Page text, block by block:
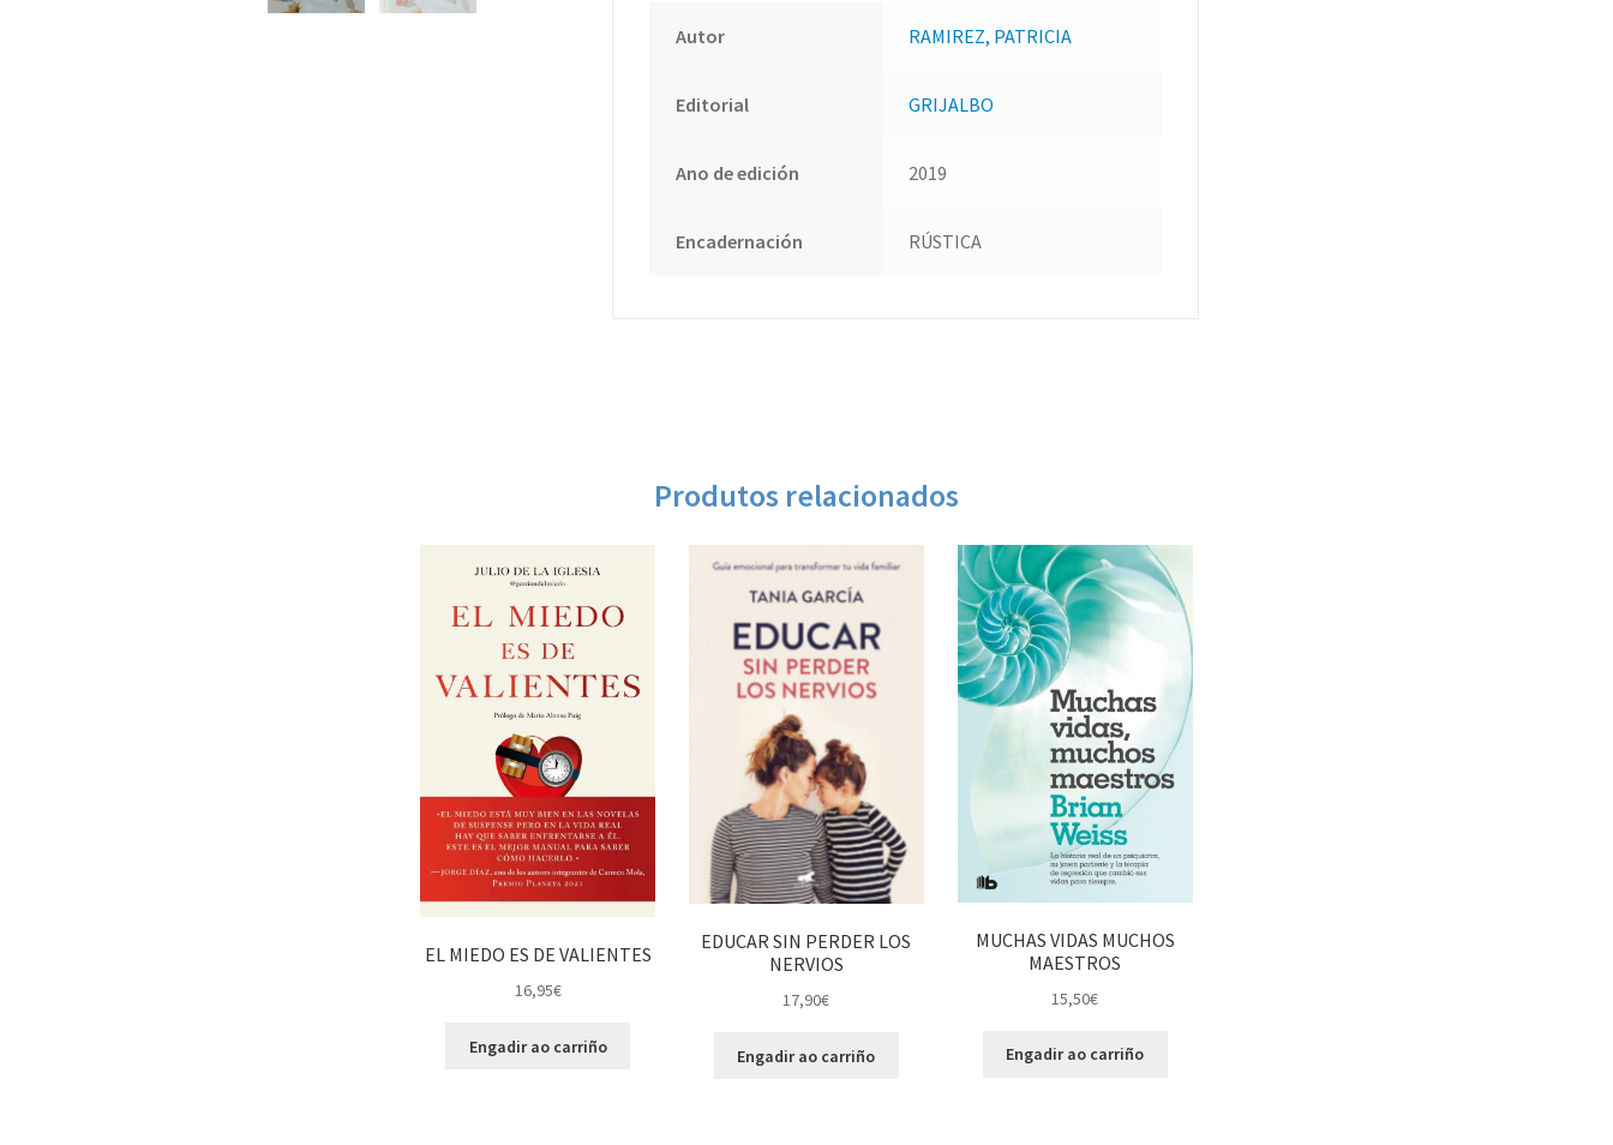
Autor RAMIREZ, PATRICIA
Editorial GRIJALBO
Ano de edición 2019
Encadernación RÚSTICA
Produtos relacionados
EL MIEDO ES DE VALIENTES
16,95€
Engadir ao carriño
EDUCAR SIN PERDER LOS
NERVIOS
17,90€
Engadir ao carriño
MUCHAS VIDAS MUCHOS
MAESTROS
15,50€
Engadir ao carriño